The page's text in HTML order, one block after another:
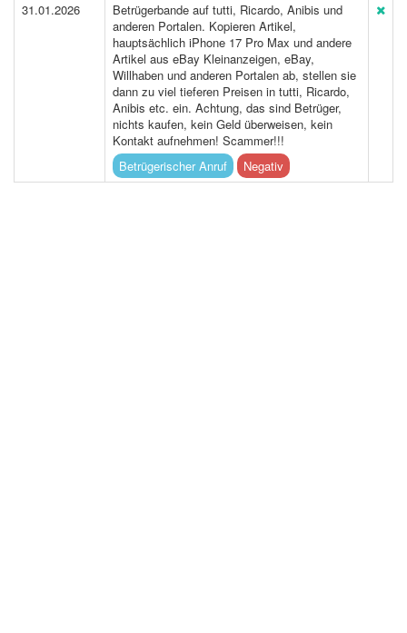
31.01.2026
Betrügerbande auf tutti, Ricardo, Anibis und
anderen Portalen. Kopieren Artikel,
hauptsächlich iPhone 17 Pro Max und andere
Artikel aus eBay Kleinanzeigen, eBay,
Willhaben und anderen Portalen ab, stellen sie
dann zu viel tieferen Preisen in tutti, Ricardo,
Anibis etc. ein. Achtung, das sind Betrüger,
nichts kaufen, kein Geld überweisen, kein
Kontakt aufnehmen! Scammer!!!
Betrügerischer Anruf
Negativ